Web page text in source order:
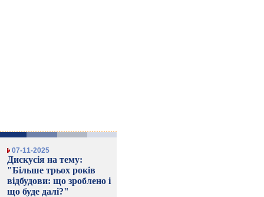
07-11-2025
Дискусія на тему:
"Більше трьох років
відбудови: що зроблено і
що буде далі?"